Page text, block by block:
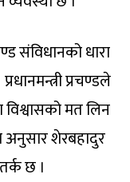
संविधानको धारा
प्रचण्डले
विश्वासको मत लिन
अनुसार शेरबहादुर
छ ।